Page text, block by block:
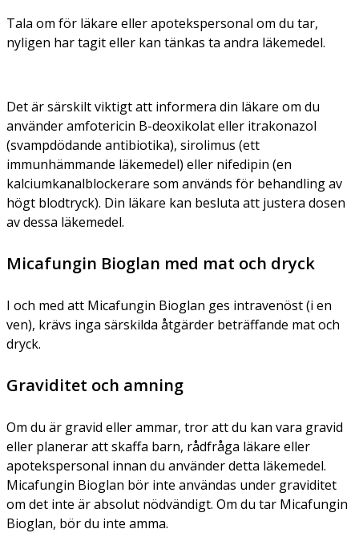
Tala om för läkare eller apotekspersonal om du tar,
nyligen har tagit eller kan tänkas ta andra läkemedel.
Det är särskilt viktigt att informera din läkare om du
använder amfotericin B-deoxikolat eller itrakonazol
(svampdödande antibiotika), sirolimus (ett
immunhämmande läkemedel) eller nifedipin (en
kalciumkanalblockerare som används för behandling av
högt blodtryck). Din läkare kan besluta att justera dosen
av dessa läkemedel.
Micafungin Bioglan med mat och dryck
I och med att Micafungin Bioglan ges intravenöst (i en
ven), krävs inga särskilda åtgärder beträffande mat och
dryck.
Graviditet och amning
Om du är gravid eller ammar, tror att du kan vara gravid
eller planerar att skaffa barn, rådfråga läkare eller
apotekspersonal innan du använder detta läkemedel.
Micafungin Bioglan bör inte användas under graviditet
om det inte är absolut nödvändigt. Om du tar Micafungin
Bioglan, bör du inte amma.